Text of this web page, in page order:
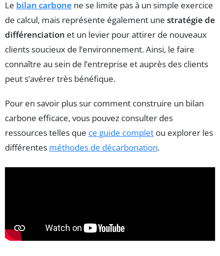
Le bilan carbone ne se limite pas à un simple exercice
de calcul, mais représente également une stratégie de
différenciation et un levier pour attirer de nouveaux
clients soucieux de l’environnement. Ainsi, le faire
connaître au sein de l’entreprise et auprès des clients
peut s’avérer très bénéfique.
Pour en savoir plus sur comment construire un bilan
carbone efficace, vous pouvez consulter des
ressources telles que ce guide complet ou explorer les
différentes méthodes de décarbonation.